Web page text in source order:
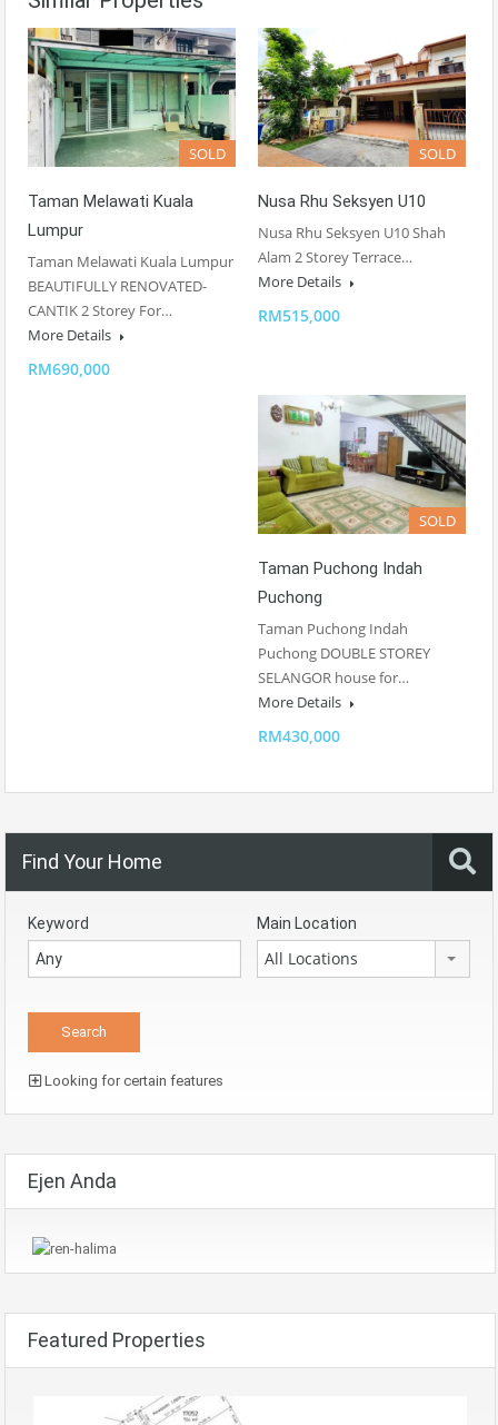
SOLD
Taman Melawati Kuala
Lumpur
Taman Melawati Kuala Lumpur
BEAUTIFULLY RENOVATED-
CANTIK 2 Storey For…
More Details
RM690,000
SOLD
Nusa Rhu Seksyen U10
Nusa Rhu Seksyen U10 Shah
Alam 2 Storey Terrace…
More Details
RM515,000
SOLD
Taman Puchong Indah
Puchong
Taman Puchong Indah
Puchong DOUBLE STOREY
SELANGOR house for…
More Details
RM430,000
Find Your Home
Keyword Main Location
All Locations
Looking for certain features
Ejen Anda
Featured Properties